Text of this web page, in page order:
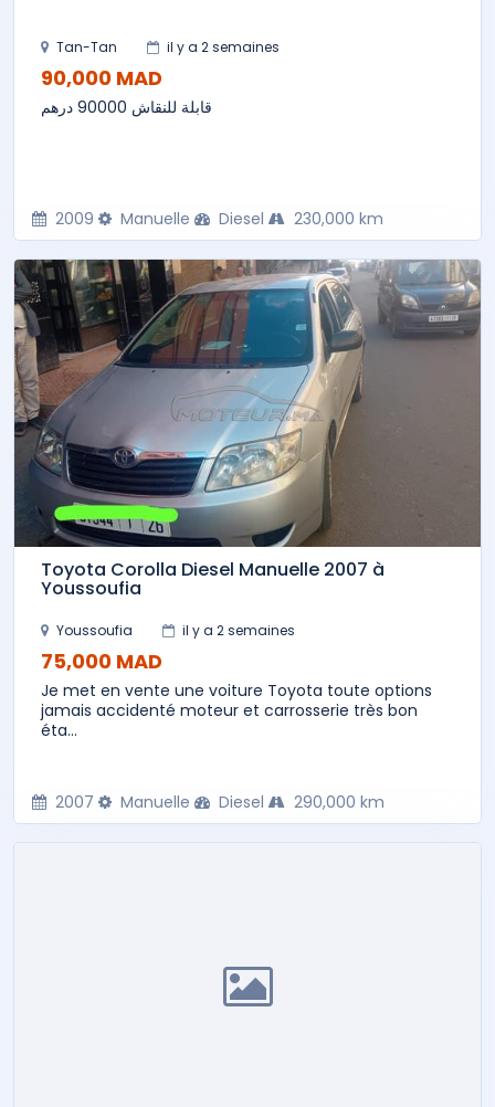
Tan-Tan il y a 2 semaines
90,000 MAD
قابلة للنقاش 90000 درهم
2009 Manuelle Diesel 230,000 km
Toyota Corolla Diesel Manuelle 2007 à
Youssoufia
Youssoufia il y a 2 semaines
75,000 MAD
Je met en vente une voiture Toyota toute options
jamais accidenté moteur et carrosserie très bon
éta...
2007 Manuelle Diesel 290,000 km